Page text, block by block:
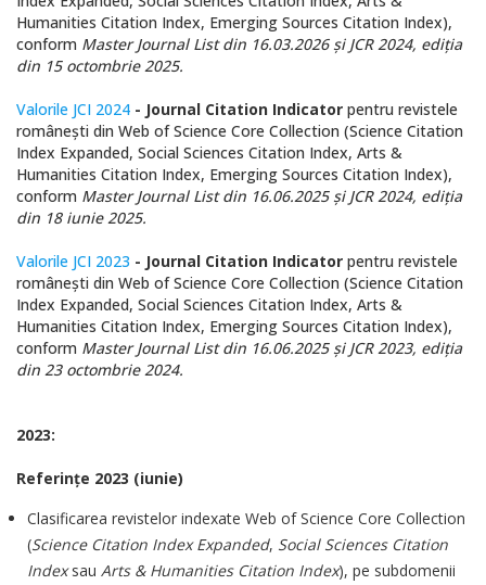
Humanities Citation Index, Emerging Sources Citation Index),
conform Master Journal List din 16.03.2026 și JCR 2024, ediția
din 15 octombrie 2025.
Valorile JCI 2024 - Journal Citation Indicator pentru revistele
românești din Web of Science Core Collection (Science Citation
Index Expanded, Social Sciences Citation Index, Arts &
Humanities Citation Index, Emerging Sources Citation Index),
conform Master Journal List din 16.06.2025 și JCR 2024, ediția
din 18 iunie 2025.
Valorile JCI 2023 - Journal Citation Indicator pentru revistele
românești din Web of Science Core Collection (Science Citation
Index Expanded, Social Sciences Citation Index, Arts &
Humanities Citation Index, Emerging Sources Citation Index),
conform Master Journal List din 16.06.2025 și JCR 2023, ediția
din 23 octombrie 2024.
2023:
Referinţe 2023 (iunie)
Clasificarea revistelor indexate Web of Science Core Collection
(Science Citation Index Expanded, Social Sciences Citation
Indexsau Arts & Humanities Citation Index), pe subdomenii